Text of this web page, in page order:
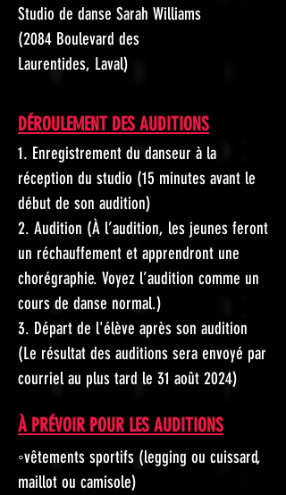
Studio de danse Sarah Williams
(2084 Boulevard des
Laurentides, Laval)
DÉROULEMENT DES AUDITIONS
1. Enregistrement du danseur à la
réception du studio (15 minutes avant le
début de son audition)
2. Audition (À l’audition, les jeunes feront
un réchauffement et apprendront une
chorégraphie. Voyez l’audition comme un
cours de danse normal.)
3. Départ de l'élève après son audition
(Le résultat des auditions sera envoyé par
courriel au plus tard le 31 août 2024)
À PRÉVOIR POUR LES AUDITIONS
◦vêtements sportifs (legging ou cuissard,
maillot ou camisole)